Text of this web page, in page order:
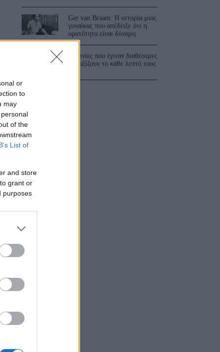
or
to
may
of the
List of
and store
grant or
purposes
Ger van Braam: Η ιστορία μιας
γυναίκας που απέδειξε ότι η
ορατότητα είναι δύναμη
3 ταινίες που έγιναν διαθέσιμες
και αξίζουν το κάθε λεπτό τους